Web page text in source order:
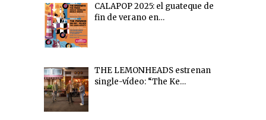
CALAPOP 2025: el guateque de
fin de verano en…
THE LEMONHEADS estrenan
single-vídeo: “The Ke…